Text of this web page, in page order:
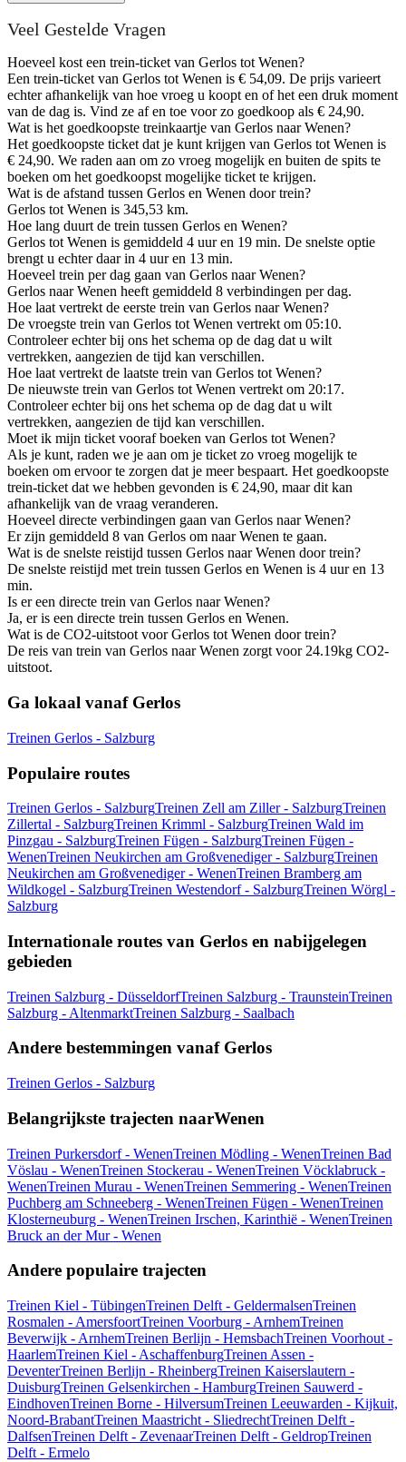
Veel Gestelde Vragen
Hoeveel kost een trein-ticket van Gerlos tot Wenen?
Een trein-ticket van Gerlos tot Wenen is € 54,09. De prijs varieert
echter afhankelijk van hoe vroeg u koopt en of het een druk moment
van de dag is. Vind ze af en toe voor zo goedkoop als € 24,90.
Wat is het goedkoopste treinkaartje van Gerlos naar Wenen?
Het goedkoopste ticket dat je kunt krijgen van Gerlos tot Wenen is
€ 24,90. We raden aan om zo vroeg mogelijk en buiten de spits te
boeken om het goedkoopst mogelijke ticket te krijgen.
Wat is de afstand tussen Gerlos en Wenen door trein?
Gerlos tot Wenen is 345,53 km.
Hoe lang duurt de trein tussen Gerlos en Wenen?
Gerlos tot Wenen is gemiddeld 4 uur en 19 min. De snelste optie
brengt u echter daar in 4 uur en 13 min.
Hoeveel trein per dag gaan van Gerlos naar Wenen?
Gerlos naar Wenen heeft gemiddeld 8 verbindingen per dag.
Hoe laat vertrekt de eerste trein van Gerlos naar Wenen?
De vroegste trein van Gerlos tot Wenen vertrekt om 05:10.
Controleer echter bij ons het schema op de dag dat u wilt
vertrekken, aangezien de tijd kan verschillen.
Hoe laat vertrekt de laatste trein van Gerlos tot Wenen?
De nieuwste trein van Gerlos tot Wenen vertrekt om 20:17.
Controleer echter bij ons het schema op de dag dat u wilt
vertrekken, aangezien de tijd kan verschillen.
Moet ik mijn ticket vooraf boeken van Gerlos tot Wenen?
Als je kunt, raden we je aan om je ticket zo vroeg mogelijk te
boeken om ervoor te zorgen dat je meer bespaart. Het goedkoopste
trein-ticket dat we hebben gevonden is € 24,90, maar dit kan
afhankelijk van de vraag veranderen.
Hoeveel directe verbindingen gaan van Gerlos naar Wenen?
Er zijn gemiddeld 8 van Gerlos om naar Wenen te gaan.
Wat is de snelste reistijd tussen Gerlos naar Wenen door trein?
De snelste reistijd met trein tussen Gerlos en Wenen is 4 uur en 13
min.
Is er een directe trein van Gerlos naar Wenen?
Ja, er is een directe trein tussen Gerlos en Wenen.
Wat is de CO2-uitstoot voor Gerlos tot Wenen door trein?
De reis van trein van Gerlos naar Wenen zorgt voor 24.19kg CO2-
uitstoot.
Ga lokaal vanaf Gerlos
Treinen Gerlos - Salzburg
Populaire routes
Treinen Gerlos - SalzburgTreinen Zell am Ziller - SalzburgTreinen
Zillertal - SalzburgTreinen Krimml - SalzburgTreinen Wald im
Pinzgau - SalzburgTreinen Fügen - SalzburgTreinen Fügen -
WenenTreinen Neukirchen am Großvenediger - SalzburgTreinen
Neukirchen am Großvenediger - WenenTreinen Bramberg am
Wildkogel - SalzburgTreinen Westendorf - SalzburgTreinen Wörgl -
Salzburg
Internationale routes van Gerlos en nabijgelegen
gebieden
Treinen Salzburg - DüsseldorfTreinen Salzburg - TraunsteinTreinen
Salzburg - AltenmarktTreinen Salzburg - Saalbach
Andere bestemmingen vanaf Gerlos
Treinen Gerlos - Salzburg
Belangrijkste trajecten naarWenen
Treinen Purkersdorf - WenenTreinen Mödling - WenenTreinen Bad
Vöslau - WenenTreinen Stockerau - WenenTreinen Vöcklabruck -
WenenTreinen Murau - WenenTreinen Semmering - WenenTreinen
Puchberg am Schneeberg - WenenTreinen Fügen - WenenTreinen
Klosterneuburg - WenenTreinen Irschen, Karinthië - WenenTreinen
Bruck an der Mur - Wenen
Andere populaire trajecten
Treinen Kiel - TübingenTreinen Delft - GeldermalsenTreinen
Rosmalen - AmersfoortTreinen Voorburg - ArnhemTreinen
Beverwijk - ArnhemTreinen Berlijn - HemsbachTreinen Voorhout -
HaarlemTreinen Kiel - AschaffenburgTreinen Assen -
DeventerTreinen Berlijn - RheinbergTreinen Kaiserslautern -
DuisburgTreinen Gelsenkirchen - HamburgTreinen Sauwerd -
EindhovenTreinen Borne - HilversumTreinen Leeuwarden - Kijkuit,
Noord-BrabantTreinen Maastricht - SliedrechtTreinen Delft -
DalfsenTreinen Delft - ZevenaarTreinen Delft - GeldropTreinen
Delft - Ermelo